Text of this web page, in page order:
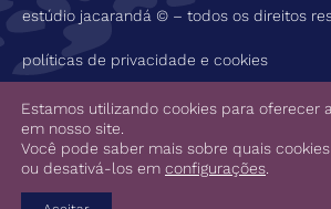
estúdio jacarandá © – todos os direitos
políticas de privacidade e cookies
código de ética
Estamos utilizando cookies para oferecer
em nosso site.
Você pode saber mais sobre quais
ou desativá-los em configurações